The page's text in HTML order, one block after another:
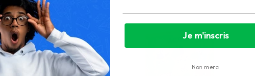
Je m'inscris
Non merci